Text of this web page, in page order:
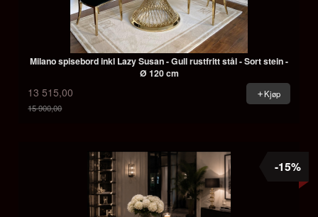
Milano spisebord inkl Lazy Susan - Gull rustfritt stål - Sort stein -
Ø 120 cm
13 515,00
15 900,00
Kjøp
-15%